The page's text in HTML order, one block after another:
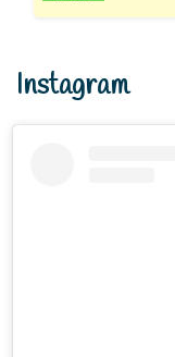
Instagram